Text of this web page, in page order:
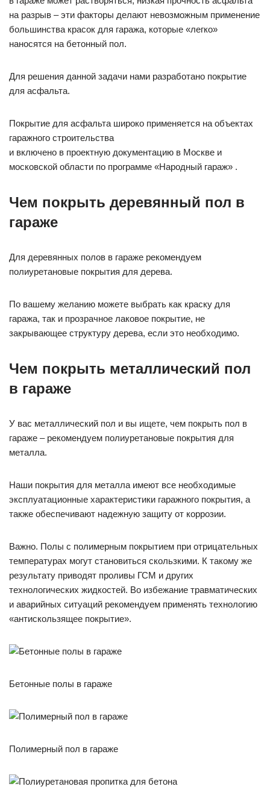
на разрыв – эти факторы делают невозможным применение
большинства красок для гаража, которые «легко»
наносятся на бетонный пол.
Для решения данной задачи нами разработано покрытие
для асфальта.
Покрытие для асфальта широко применяется на объектах
гаражного строительства
и включено в проектную документацию в Москве и
московской области по программе «Народный гараж» .
Чем покрыть деревянный пол в
гараже
Для деревянных полов в гараже рекомендуем
полиуретановые покрытия для дерева.
По вашему желанию можете выбрать как краску для
гаража, так и прозрачное лаковое покрытие, не
закрывающее структуру дерева, если это необходимо.
Чем покрыть металлический пол
в гараже
У вас металлический пол и вы ищете, чем покрыть пол в
гараже – рекомендуем полиуретановые покрытия для
металла.
Наши покрытия для металла имеют все необходимые
эксплуатационные характеристики гаражного покрытия, а
также обеспечивают надежную защиту от коррозии.
Важно. Полы с полимерным покрытием при отрицательных
температурах могут становиться скользкими. К такому же
результату приводят проливы ГСМ и других
технологических жидкостей. Во избежание травматических
и аварийных ситуаций рекомендуем применять технологию
«антискользящее покрытие».
Бетонные полы в гараже
Полимерный пол в гараже